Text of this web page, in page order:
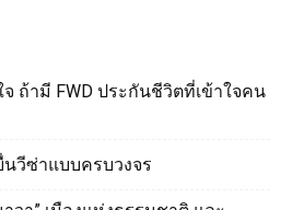
ถ้ามี FWD ประกันชีวิตที่เข้าใจคน
วีซ่าแบบครบวงจร